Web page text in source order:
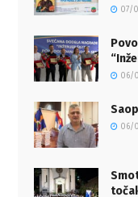
07/
06/
06/